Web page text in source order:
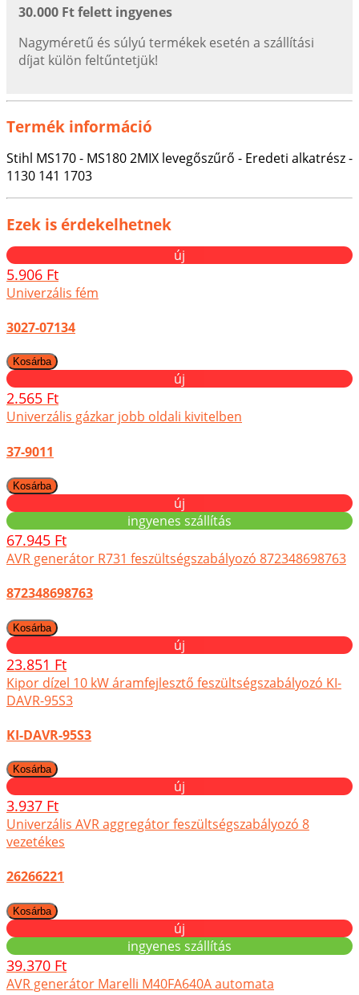
30.000 Ft felett ingyenes
Nagyméretű és súlyú termékek esetén a szállítási
díjat külön feltűntetjük!
Termék információ
Stihl MS170 - MS180 2MIX levegőszűrő - Eredeti alkatrész -
1130 141 1703
Ezek is érdekelhetnek
új
5.906 Ft
Univerzális fém
3027-07134
új
2.565 Ft
Univerzális gázkar jobb oldali kivitelben
37-9011
új
ingyenes szállítás
67.945 Ft
AVR generátor R731 feszültségszabályozó 872348698763
872348698763
új
23.851 Ft
Kipor dízel 10 kW áramfejlesztő feszültségszabályozó KI-
DAVR-95S3
KI-DAVR-95S3
új
3.937 Ft
Univerzális AVR aggregátor feszültségszabályozó 8
vezetékes
26266221
új
ingyenes szállítás
39.370 Ft
AVR generátor Marelli M40FA640A automata